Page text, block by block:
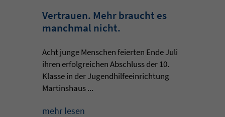
Vertrauen. Mehr braucht es
manchmal nicht.
Acht junge Menschen feierten Ende Juli
ihren erfolgreichen Abschluss der 10.
Klasse in der Jugendhilfeeinrichtung
Martinshaus ...
mehr lesen